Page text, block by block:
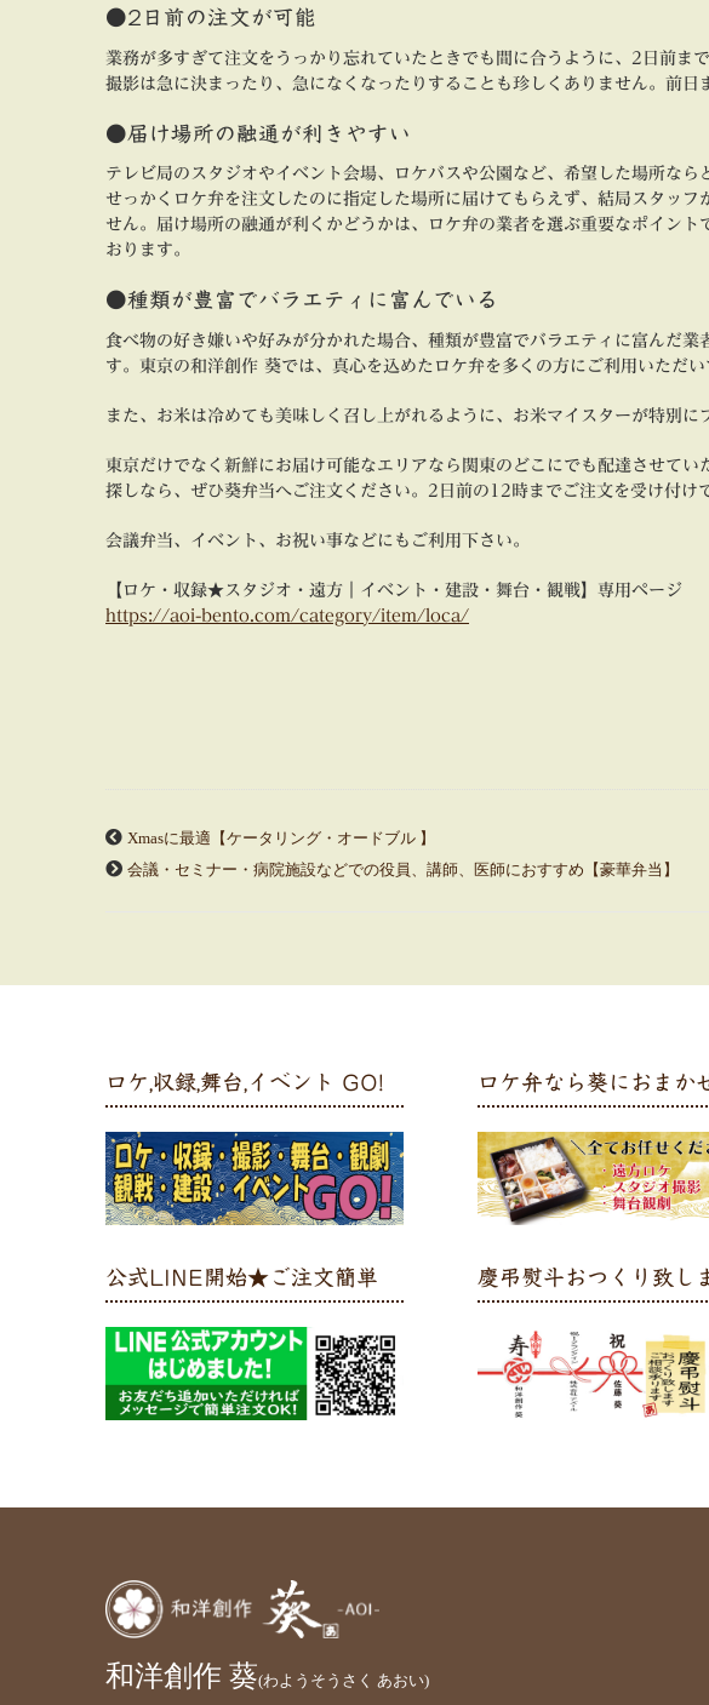
●2日前の注文が可能
業務が多すぎて注文をうっかり忘れていたときでも間に合うように、2日前ま
撮影は急に決まったり、急になくなったりすることも珍しくありません。前日
●届け場所の融通が利きやすい
テレビ局のスタジオやイベント会場、ロケバスや公園など、希望した場所なら
せっかくロケ弁を注文したのに指定した場所に届けてもらえず、結局スタッ
せん。届け場所の融通が利くかどうかは、ロケ弁の業者を選ぶ重要なポイン
おります。
●種類が豊富でバラエティに富んでいる
食べ物の好き嫌いや好みが分かれた場合、種類が豊富でバラエティに富んだ
す。東京の和洋創作 葵では、真心を込めたロケ弁を多くの方にご利用いただい
また、お米は冷めても美味しく召し上がれるように、お米マイスターが特別に
東京だけでなく新鮮にお届け可能なエリアなら関東のどこにでも配達させて
探しなら、ぜひ葵弁当へご注文ください。2日前の12時までご注文を受け付け
会議弁当、イベント、お祝い事などにもご利用下さい。
【ロケ・収録★スタジオ・遠方｜イベント・建設・舞台・観戦】専用ページ
https://aoi-bento.com/category/item/loca/
Xmasに最適【ケータリング・オードブル 】
会議・セミナー・病院施設などでの役員、講師、医師におすすめ【豪華弁当】
ロケ,収録,舞台,イベント GO! ロケ弁なら葵におまか
公式LINE開始★ご注文簡単 慶弔熨斗おつくり致し
和洋創作 葵(わようそうさく あおい)